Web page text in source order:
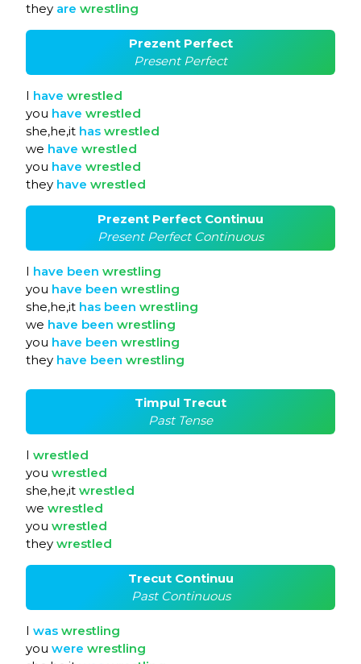
they are wrestling
Prezent Perfect
Present Perfect
I have wrestled
you have wrestled
she,he,it has wrestled
we have wrestled
you have wrestled
they have wrestled
Prezent Perfect Continuu
Present Perfect Continuous
I have been wrestling
you have been wrestling
she,he,it has been wrestling
we have been wrestling
you have been wrestling
they have been wrestling
Timpul Trecut
Past Tense
I wrestled
you wrestled
she,he,it wrestled
we wrestled
you wrestled
they wrestled
Trecut Continuu
Past Continuous
I was wrestling
you were wrestling